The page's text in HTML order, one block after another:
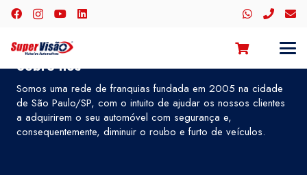
Sobre nós
Somos uma rede de franquias fundada em 2005 na cidade
de São Paulo/SP, com o intuito de ajudar os nossos clientes
a adquirirem o seu automóvel com segurança e,
consequentemente, diminuir o roubo e furto de veículos.